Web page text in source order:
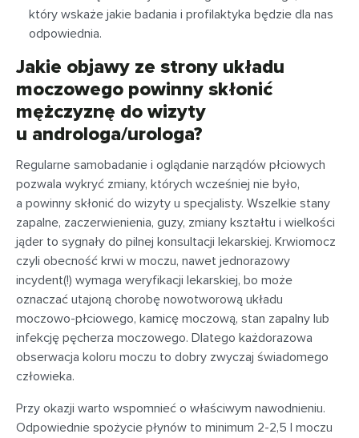
który wskaże jakie badania i profilaktyka będzie dla nas
odpowiednia.
Jakie objawy ze strony układu
moczowego powinny skłonić
mężczyznę do wizyty
u androloga/urologa?
Regularne samobadanie i oglądanie narządów płciowych
pozwala wykryć zmiany, których wcześniej nie było,
a powinny skłonić do wizyty u specjalisty. Wszelkie stany
zapalne, zaczerwienienia, guzy, zmiany kształtu i wielkości
jąder to sygnały do pilnej konsultacji lekarskiej. Krwiomocz
czyli obecność krwi w moczu, nawet jednorazowy
incydent(!) wymaga weryfikacji lekarskiej, bo może
oznaczać utajoną chorobę nowotworową układu
moczowo-płciowego, kamicę moczową, stan zapalny lub
infekcję pęcherza moczowego. Dlatego każdorazowa
obserwacja koloru moczu to dobry zwyczaj świadomego
człowieka.
Przy okazji warto wspomnieć o właściwym nawodnieniu.
Odpowiednie spożycie płynów to minimum 2-2,5 l moczu